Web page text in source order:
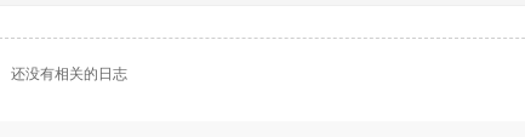
还没有相关的日志